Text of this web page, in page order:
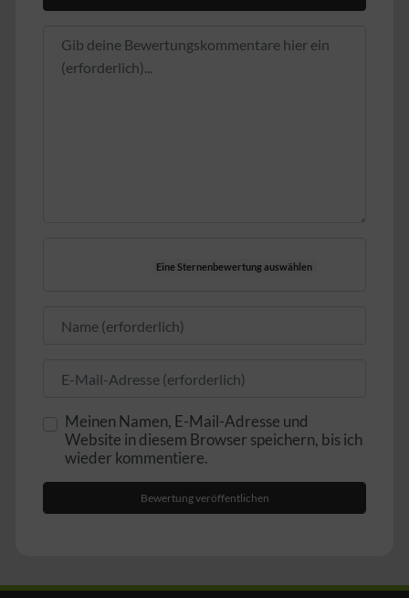
Eine Sternenbewertung auswählen
Meinen Namen, E-Mail-Adresse und
Website in diesem Browser speichern, bis ich
wieder kommentiere.